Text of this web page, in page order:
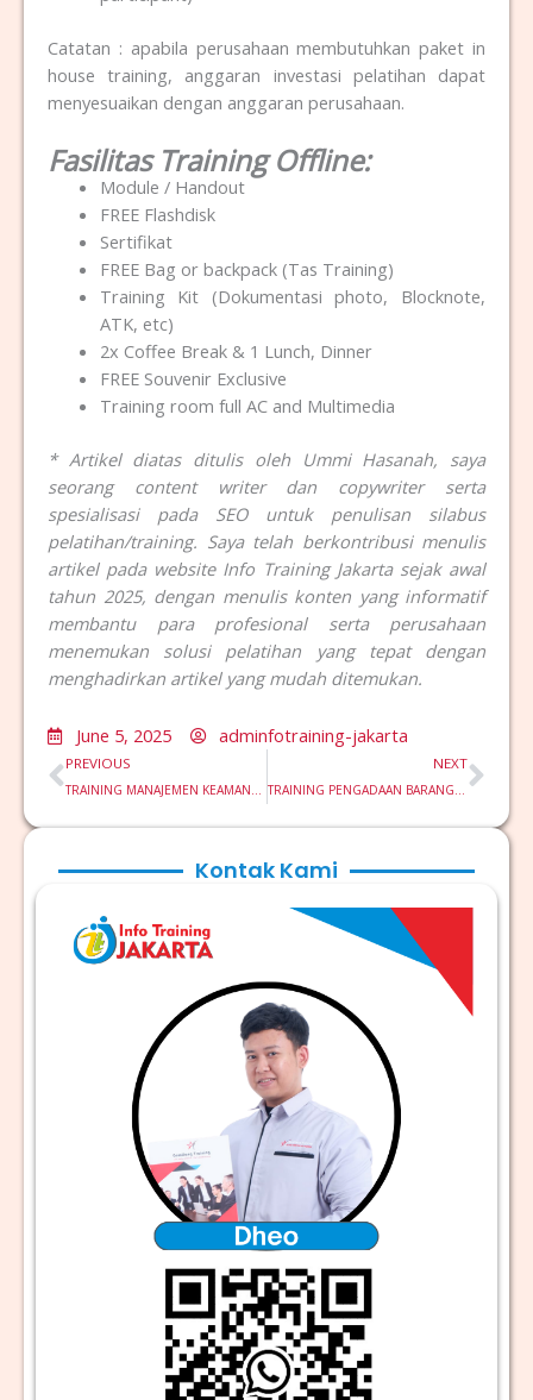
Catatan : apabila perusahaan membutuhkan paket in
house training, anggaran investasi pelatihan dapat
menyesuaikan dengan anggaran perusahaan.
Fasilitas Training Offline:
Module / Handout
FREE Flashdisk
Sertifikat
FREE Bag or backpack (Tas Training)
Training Kit (Dokumentasi photo, Blocknote,
ATK, etc)
2x Coffee Break & 1 Lunch, Dinner
FREE Souvenir Exclusive
Training room full AC and Multimedia
* Artikel diatas ditulis oleh Ummi Hasanah, saya
seorang content writer dan copywriter serta
spesialisasi pada SEO untuk penulisan silabus
pelatihan/training. Saya telah berkontribusi menulis
artikel pada website Info Training Jakarta sejak awal
tahun 2025, dengan menulis konten yang informatif
membantu para profesional serta perusahaan
menemukan solusi pelatihan yang tepat dengan
menghadirkan artikel yang mudah ditemukan.
June 5, 2025 adminfotraining-jakarta
Prev
PREVIOUS
TRAINING MANAJEMEN KEAMANAN PROSES DALAM SISTEM KILANG MINYAK
NEXT
TRAINING PENGADAAN BARANG DAN JASA DENGAN FOKUS PADA PENGELOLAAN PEMASOK DALAM PROYEK
Kontak Kami